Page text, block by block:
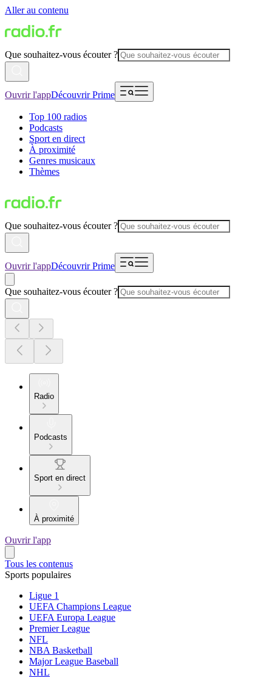
Aller au contenu
Que souhaitez-vous écouter ?
Ouvrir l'appDécouvrir Prime
Top 100 radios
Podcasts
Sport en direct
À proximité
Genres musicaux
Thèmes
Que souhaitez-vous écouter ?
Ouvrir l'appDécouvrir Prime
Que souhaitez-vous écouter ?
Radio
Podcasts
Sport en direct
À proximité
Ouvrir l'app
Tous les contenus
Sports populaires
Ligue 1
UEFA Champions League
UEFA Europa League
Premier League
NFL
NBA Basketball
Major League Baseball
NHL